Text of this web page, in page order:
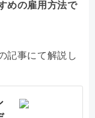
めの雇用方法で
記事にて解説し